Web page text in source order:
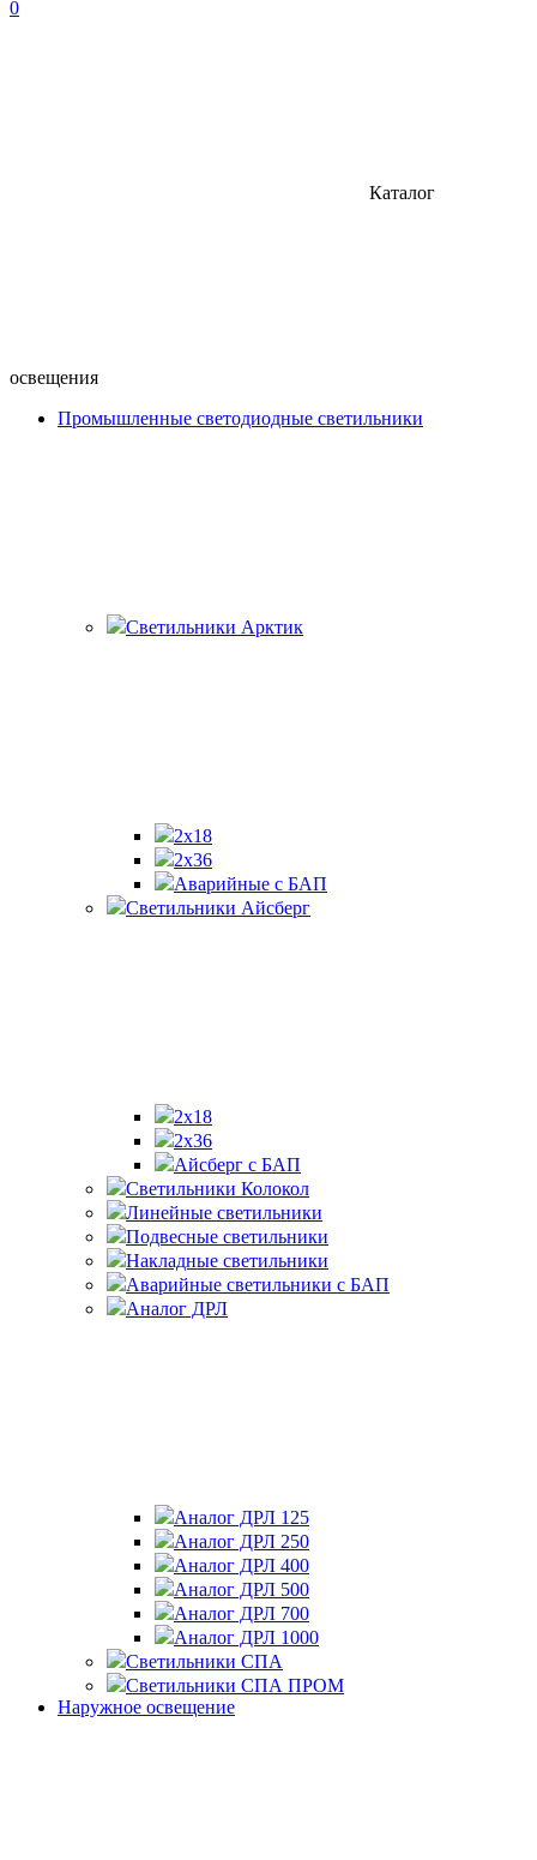
0
Каталог
освещения
Промышленные светодиодные светильники
Светильники Арктик
2х18
2x36
Аварийные с БАП
Светильники Айсберг
2х18
2х36
Айсберг с БАП
Светильники Колокол
Линейные светильники
Подвесные светильники
Накладные светильники
Аварийные светильники с БАП
Аналог ДРЛ
Аналог ДРЛ 125
Аналог ДРЛ 250
Аналог ДРЛ 400
Аналог ДРЛ 500
Аналог ДРЛ 700
Аналог ДРЛ 1000
Светильники СПА
Светильники СПА ПРОМ
Наружное освещение